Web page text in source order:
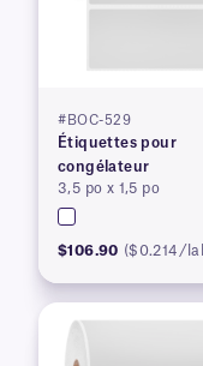
#BOC-529
Étiquettes pour
congélateur
3,5 po x 1,5 po
$106.90 ($0.214/